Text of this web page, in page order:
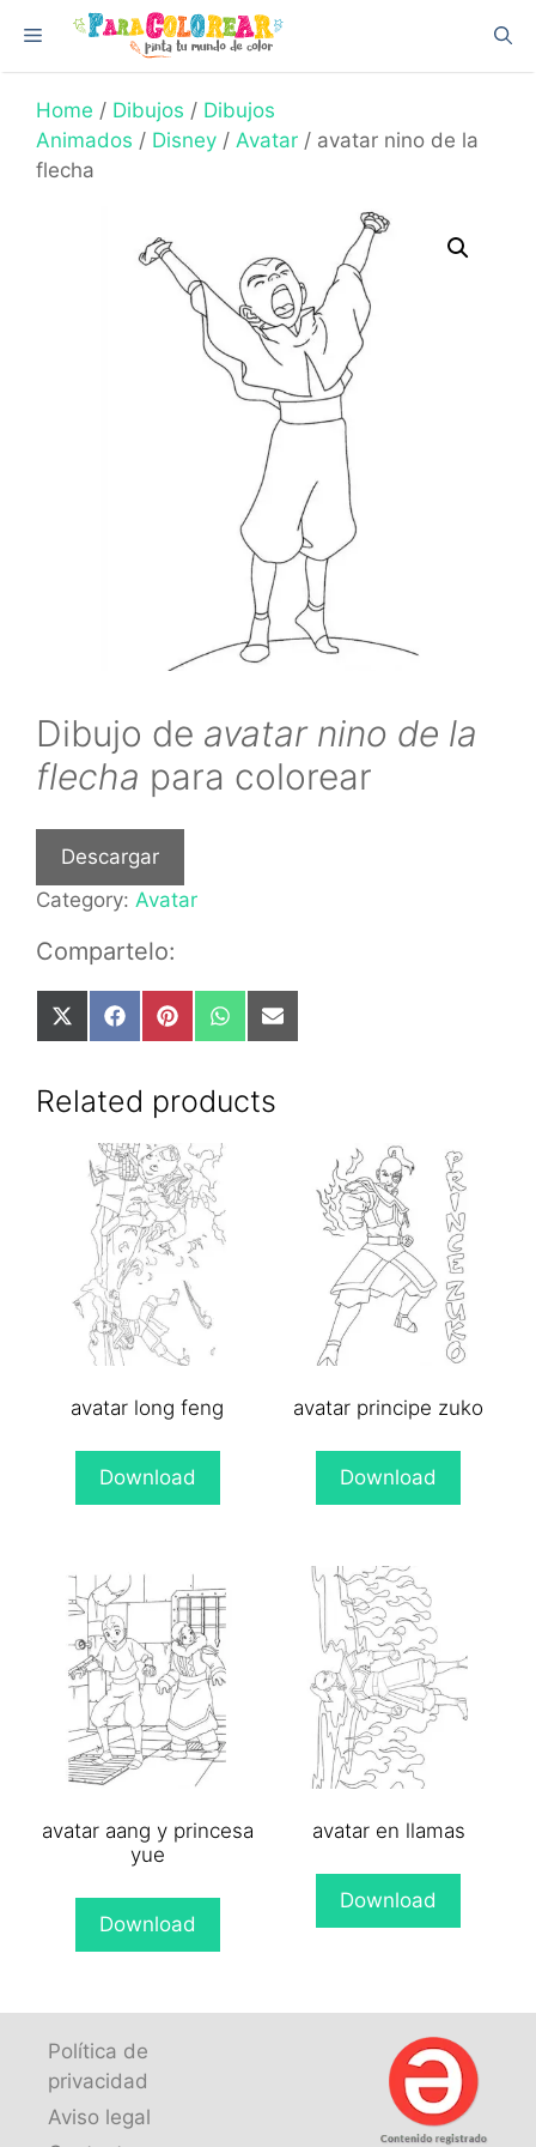
content
Menu
Home / Dibujos / Dibujos
Animados / Disney / Avatar / avatar nino de la
flecha
Dibujo de avatar nino de la
flecha para colorear
Descargar
Category: Avatar
Compartelo:
Share
on
(Twitter)
Share
on
Share
on
Share
on
Share
on
Related products
avatar long feng
Download
avatar principe zuko
Download
avatar aang y princesa
yue
Download
avatar en llamas
Download
Política de
privacidad
Aviso legal